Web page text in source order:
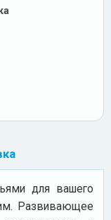
для вашего
Развивающее